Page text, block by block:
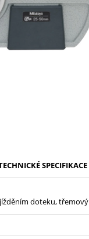
SPECIFIKACE
doteku,